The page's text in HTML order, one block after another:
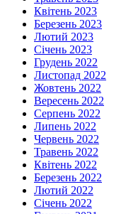
Квітень 2023
Березень 2023
Лютий 2023
Січень 2023
Грудень 2022
Листопад 2022
Жовтень 2022
Вересень 2022
Серпень 2022
Липень 2022
Червень 2022
Травень 2022
Квітень 2022
Березень 2022
Лютий 2022
Січень 2022